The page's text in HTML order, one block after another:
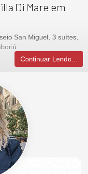
Di Mare em
San Miguel, 3 suítes,
Consulte
Continuar Lendo...